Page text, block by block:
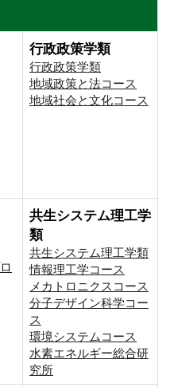
行政政策学類
行政政策学類
地域政策と法コース
地域社会と文化コース
共生システム理工学
類
共生システム理工学類
情報理工学コース
メカトロニクスコース
分子デザイン科学コー
ス
環境システムコース
⽔素エネルギー総合研
究所